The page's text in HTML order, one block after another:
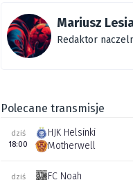
Mariusz
Redaktor
Polecane transmisje
dziś
18:00
HJK Helsinki
Motherwell
dziś
FC Noah